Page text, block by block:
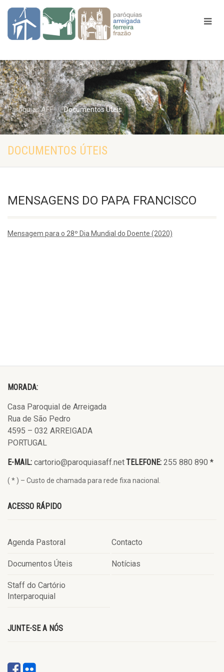
Paróquias AFF Documentos Úteis
DOCUMENTOS ÚTEIS
MENSAGENS DO PAPA FRANCISCO
Mensagem para o 28º Dia Mundial do Doente (2020)
MORADA:
Casa Paroquial de Arreigada
Rua de São Pedro
4595 – 032 ARREIGADA
PORTUGAL
E-MAIL: cartorio@paroquiasaff.netTELEFONE: 255 880 890 *
( * ) – Custo de chamada para rede fixa nacional.
ACESSO RÁPIDO
Agenda Pastoral Contacto
Documentos Úteis Notícias
Staff do Cartório
Interparoquial
JUNTE-SE A NÓS